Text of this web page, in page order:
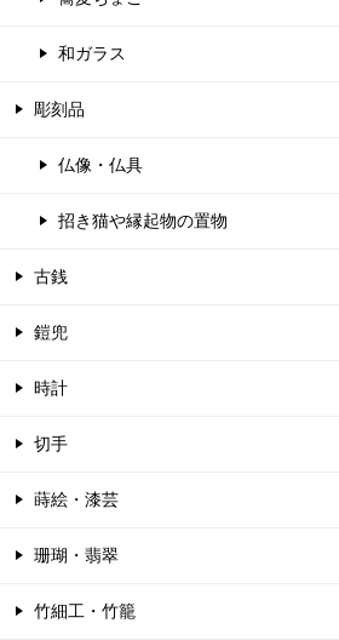
和ガラス
彫刻品
仏像・仏具
招き猫や縁起物の置物
古銭
鎧兜
時計
切手
蒔絵・漆芸
珊瑚・翡翠
竹細工・竹籠